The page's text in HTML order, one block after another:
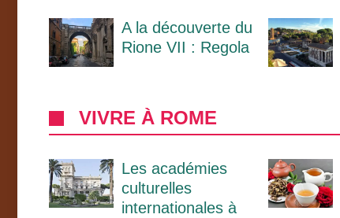
A la découverte du
Rione VII : Regola
VIVRE À ROME
Les académies
culturelles
internationales à